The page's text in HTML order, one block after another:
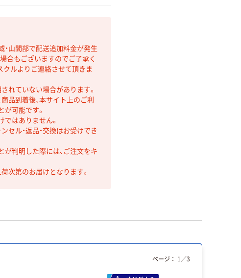
・山間部で配送追加料金が発生
合もございますのでご了承く
クルよりご連絡させて頂きま
れていない場合があります。
品到着後、本サイト上のご利
可能です。
はありません。
セル・返品・交換はお受けでき
判明した際には、ご注文をキ
次第のお届けとなります。
ページ： 1 ／3